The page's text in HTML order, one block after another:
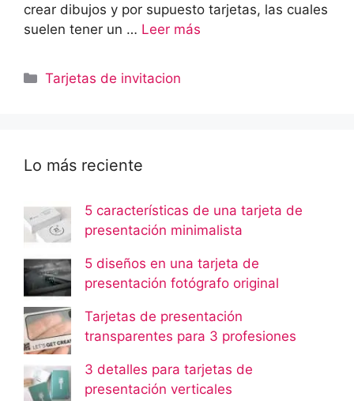
crear dibujos y por supuesto tarjetas, las cuales
suelen tener un … Leer más
Categorías
Tarjetas de invitacion
Lo más reciente
5 características de una tarjeta de
presentación minimalista
5 diseños en una tarjeta de
presentación fotógrafo original
Tarjetas de presentación
transparentes para 3 profesiones
3 detalles para tarjetas de
presentación verticales